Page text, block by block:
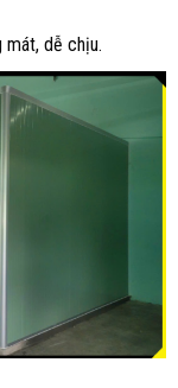
dễ chịu.